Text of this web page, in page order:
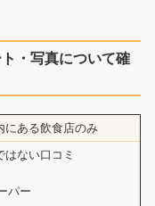
・写真について確
にある飲食店のみ
はない口コミ
パー